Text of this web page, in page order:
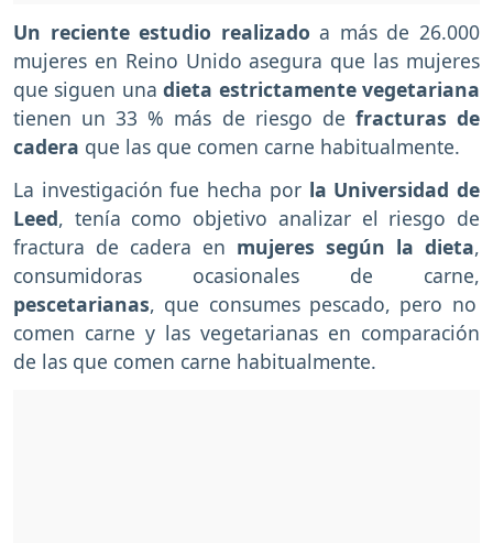
Un reciente estudio realizado a más de 26.000
mujeres en Reino Unido asegura que las mujeres
que siguen unadieta estrictamente vegetariana
tienen un 33 % más de riesgo de fracturas de
cadera que las que comen carne habitualmente.
La investigación fue hecha por la Universidad de
Leed, tenía como objetivo analizar el riesgo de
fractura de cadera en mujeres según la dieta,
consumidoras ocasionales de carne,
pescetarianas, que consumes pescado, pero no
comen carne y las vegetarianas en comparación
de las que comen carne habitualmente.